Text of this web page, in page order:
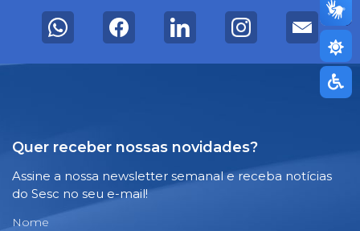
Quer receber nossas novidades?
Assine a nossa newsletter semanal e receba notícias
do Sesc no seu e-mail!
Nome